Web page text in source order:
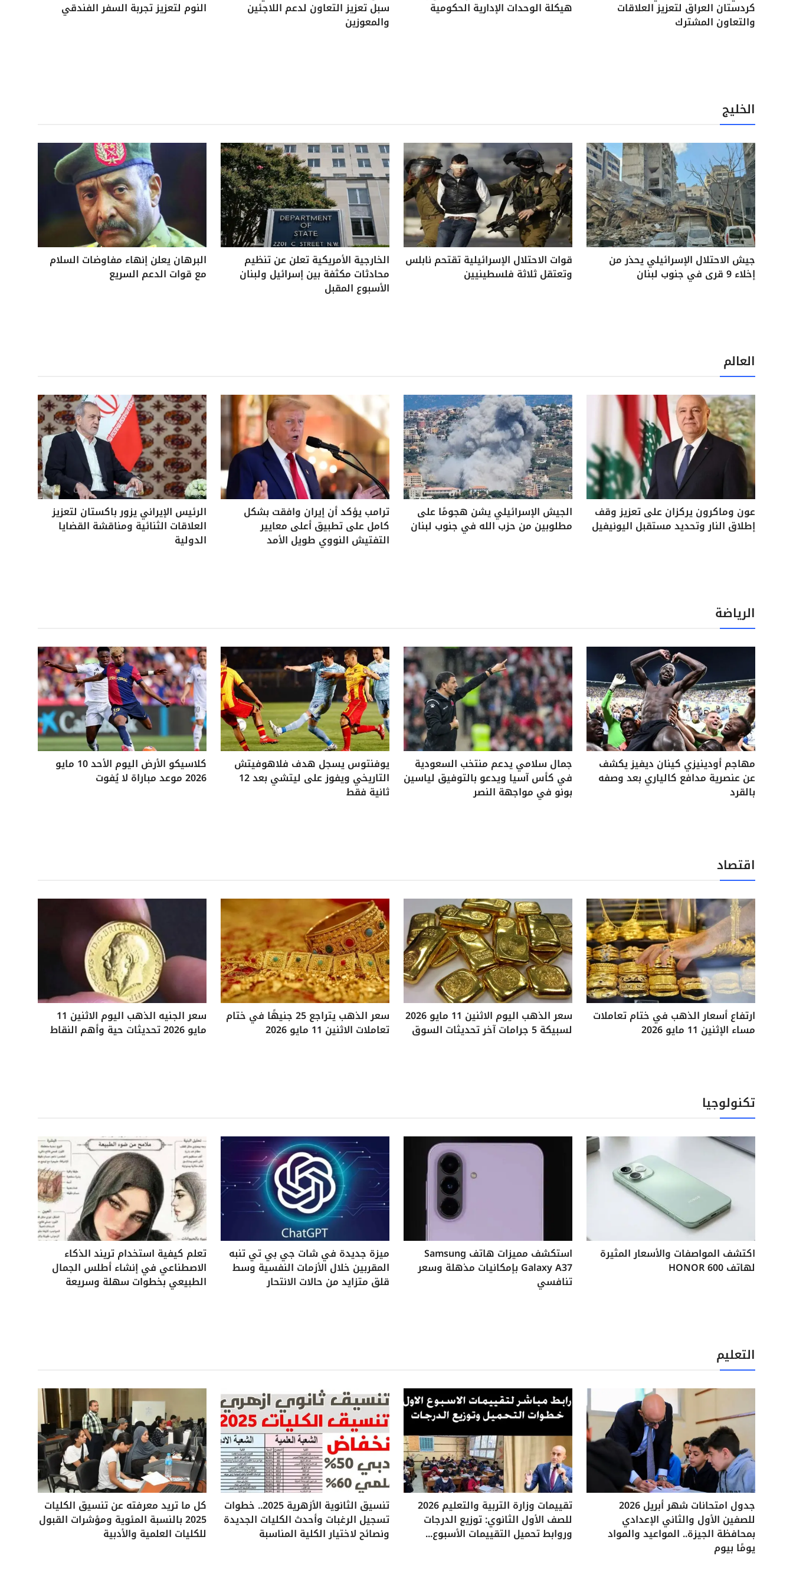
كردستان العراق لتعزيز العلاقات
والتعاون المشترك
هيكلة الوحدات الإدارية الحكومية سبل تعزيز التعاون لدعم اللاجئين
والمعوزين
النوم لتعزيز تجربة السفر الفندقي
الخليج
جيش الاحتلال الإسرائيلي يحذر من
إخلاء 9 قرى في جنوب لبنان
قوات الاحتلال الإسرائيلية تقتحم نابلس
وتعتقل ثلاثة فلسطينيين
الخارجية الأمريكية تعلن عن تنظيم
محادثات مكثفة بين إسرائيل ولبنان
الأسبوع المقبل
البرهان يعلن إنهاء مفاوضات السلام
مع قوات الدعم السريع
العالم
عون وماكرون يركزان على تعزيز وقف
إطلاق النار وتحديد مستقبل اليونيفيل
الجيش الإسرائيلي يشن هجومًا على
مطلوبين من حزب الله في جنوب لبنان
ترامب يؤكد أن إيران وافقت بشكل
كامل على تطبيق أعلى معايير
التفتيش النووي طويل الأمد
الرئيس الإيراني يزور باكستان لتعزيز
العلاقات الثنائية ومناقشة القضايا
الدولية
الرياضة
مهاجم أودينيزي كينان ديفيز يكشف
عن عنصرية مدافع كالياري بعد وصفه
بالقرد
جمال سلامي يدعم منتخب السعودية
في كأس آسيا ويدعو بالتوفيق لياسين
بونو في مواجهة النصر
يوفنتوس يسجل هدف فلاهوفيتش
التاريخي ويفوز على ليتشي بعد 12
ثانية فقط
كلاسيكو الأرض اليوم الأحد 10 مايو
2026 موعد مباراة لا يُفوت
اقتصاد
ارتفاع أسعار الذهب في ختام تعاملات
مساء الإثنين 11 مايو 2026
سعر الذهب اليوم الاثنين 11 مايو 2026
لسبيكة 5 جرامات آخر تحديثات السوق
سعر الذهب يتراجع 25 جنيهًا في ختام
تعاملات الاثنين 11 مايو 2026
سعر الجنيه الذهب اليوم الاثنين 11
مايو 2026 تحديثات حية وأهم النقاط
تكنولوجيا
اكتشف المواصفات والأسعار المثيرة
لهاتف HONOR 600
استكشف مميزات هاتف Samsung
Galaxy A37 بإمكانيات مذهلة وسعر
تنافسي
ميزة جديدة في شات جي بي تي تنبه
المقربين خلال الأزمات النفسية وسط
قلق متزايد من حالات الانتحار
تعلم كيفية استخدام تريند الذكاء
الاصطناعي في إنشاء أطلس الجمال
الطبيعي بخطوات سهلة وسريعة
التعليم
جدول امتحانات شهر أبريل 2026
للصفين الأول والثاني الإعدادي
بمحافظة الجيزة.. المواعيد والمواد
يومًا بيوم
تقييمات وزارة التربية والتعليم 2026
للصف الأول الثانوي: توزيع الدرجات
وروابط تحميل التقييمات الأسبوع...
تنسيق الثانوية الأزهرية 2025.. خطوات
تسجيل الرغبات وأحدث الكليات الجديدة
ونصائح لاختيار الكلية المناسبة
كل ما تريد معرفته عن تنسيق الكليات
2025 بالنسبة المئوية ومؤشرات القبول
للكليات العلمية والأدبية